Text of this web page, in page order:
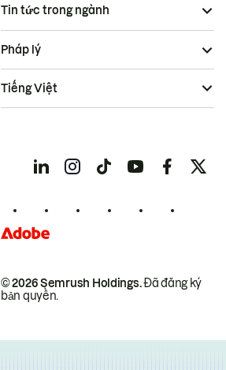
Tin tức trong ngành
© 2026 Semrush Holdings.Đã đăng ký
bản quyền.
Pháp lý
Tiếng Việt